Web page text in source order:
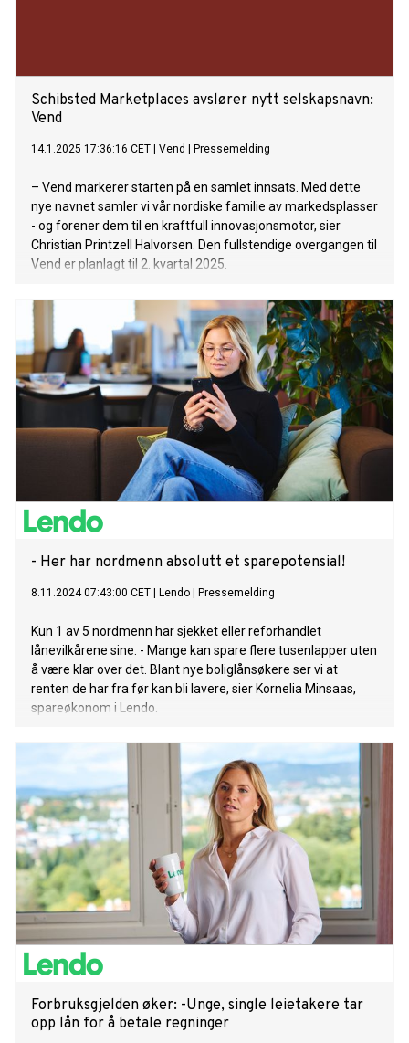
Schibsted Marketplaces avslører nytt selskapsnavn:
Vend
14.1.2025 17:36:16 CET Vend Pressemelding
– Vend markerer starten på en samlet innsats. Med dette
nye navnet samler vi vår nordiske familie av markedsplasser
- og forener dem til en kraftfull innovasjonsmotor, sier
Christian Printzell Halvorsen. Den fullstendige overgangen til
Vend er planlagt til 2. kvartal 2025.
- Her har nordmenn absolutt et sparepotensial!
8.11.2024 07:43:00 CET Lendo Pressemelding
Kun 1 av 5 nordmenn har sjekket eller reforhandlet
lånevilkårene sine. - Mange kan spare flere tusenlapper uten
å være klar over det. Blant nye boliglånsøkere ser vi at
renten de har fra før kan bli lavere, sier Kornelia Minsaas,
spareøkonom i Lendo.
Forbruksgjelden øker: -Unge, single leietakere tar
opp lån for å betale regninger